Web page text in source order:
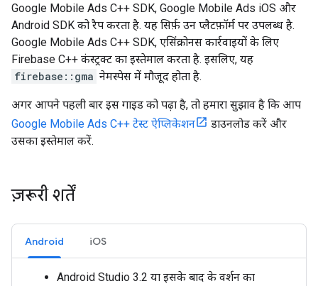
Google Mobile Ads C++ SDK, Google Mobile Ads iOS और
Android SDK को रैप करता है. यह सिर्फ़ उन प्लैटफ़ॉर्म पर उपलब्ध है.
Google Mobile Ads C++ SDK, एसिंक्रोनस कार्रवाइयों के लिए
Firebase C++ कंस्ट्रक्ट का इस्तेमाल करता है. इसलिए, यह
firebase::gma नेमस्पेस में मौजूद होता है.
अगर आपने पहली बार इस गाइड को पढ़ा है, तो हमारा सुझाव है कि आप
Google Mobile Ads C++ टेस्ट ऐप्लिकेशन
डाउनलोड करें और
उसका इस्तेमाल करें.
ज़रूरी शर्तें
Android iOS
Android Studio 3.2 या इसके बाद के वर्शन का